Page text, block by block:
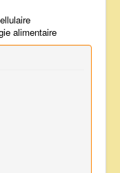
alimentaire